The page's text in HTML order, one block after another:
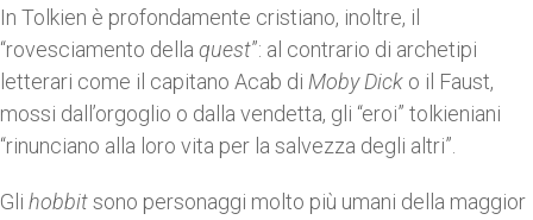
In Tolkien è profondamente cristiano, inoltre, il
“rovesciamento della quest”: al contrario di archetipi
letterari come il capitano Acab di Moby Dick o il Faust,
mossi dall’orgoglio o dalla vendetta, gli “eroi” tolkieniani
“rinunciano alla loro vita per la salvezza degli altri”.
Gli hobbitsono personaggi molto più umani della maggior